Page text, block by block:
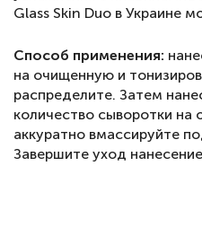
Glass Skin Duo в Украине
Способ применения:
на очищенную и
распределите. Затем
количество сыворотки на
аккуратно вмассируйте
Завершите уход